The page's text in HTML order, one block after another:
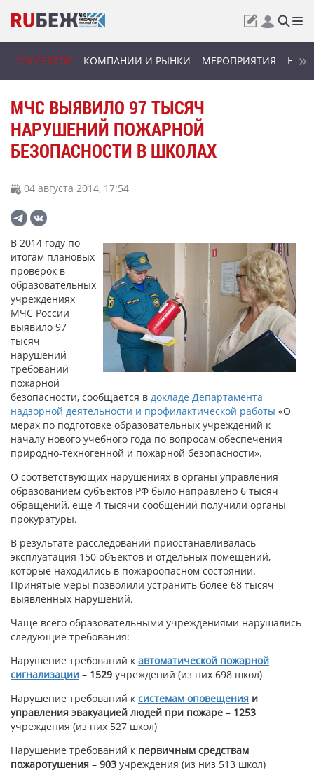
ГОССЕКТОР КОМПАНИИ И РЫНКИ МЕРОПРИЯТИЯ
МЧС ВЫЯВИЛО 97 ТЫСЯЧ
НАРУШЕНИЙ ПОЖАРНОЙ
БЕЗОПАСНОСТИ В ШКОЛАХ
04 августа 2014, 17:54
В 2014 году по
итогам плановых
проверок в
образовательных
учреждениях
МЧС России
выявило 97
тысяч
нарушений
требований
пожарной
безопасности, сообщается в докладе Департамента
надзорной деятельности и профилактической работы «О
мерах по подготовке образовательных учреждений к
началу нового учебного года по вопросам обеспечения
природно-техногенной и пожарной безопасности».
О соответствующих нарушениях в органы управления
образованием субъектов РФ было направлено 6 тысяч
обращений, еще 4 тысячи сообщений получили органы
прокуратуры.
В результате расследований приостанавливалась
эксплуатация 150 объектов и отдельных помещений,
которые находились в пожароопасном состоянии.
Принятые меры позволили устранить более 68 тысяч
выявленных нарушений.
Чаще всего образовательными учреждениями нарушались
следующие требования:
Нарушение требований к автоматической пожарной
сигнализации – 1529 учреждений (из них 698 школ)
Нарушение требований к системам оповещения и
управления эвакуацией людей при пожаре – 1253
учреждения (из них 527 школ)
Нарушение требований к первичным средствам
пожаротушения – 903 учреждения (из низ 513 школ)